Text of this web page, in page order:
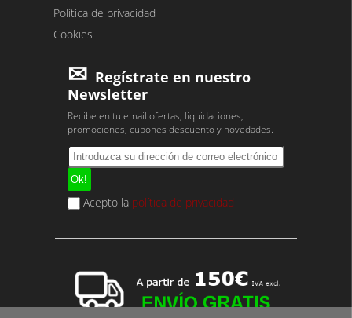
Política de privacidad
Cookies
Regístrate en nuestro
Newsletter
Recibe en tu email ofertas, liquidaciones,
promociones, cupones descuento y novedades.
Acepto la política de privacidad